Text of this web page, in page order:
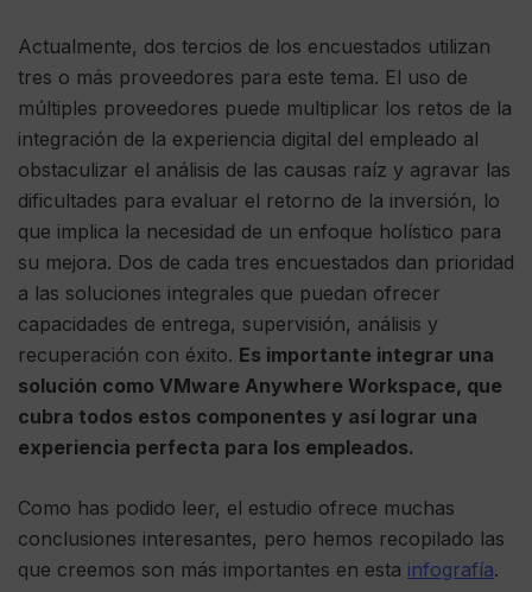
Actualmente, dos tercios de los encuestados utilizan
tres o más proveedores para este tema. El uso de
múltiples proveedores puede multiplicar los retos de la
integración de la experiencia digital del empleado al
obstaculizar el análisis de las causas raíz y agravar las
dificultades para evaluar el retorno de la inversión, lo
que implica la necesidad de un enfoque holístico para
su mejora. Dos de cada tres encuestados dan prioridad
a las soluciones integrales que puedan ofrecer
capacidades de entrega, supervisión, análisis y
recuperación con éxito. Es importante integrar una
solución como VMware Anywhere Workspace, que
cubra todos estos componentes y así lograr una
experiencia perfecta para los empleados.
Como has podido leer, el estudio ofrece muchas
conclusiones interesantes, pero hemos recopilado las
que creemos son más importantes en esta infografía.